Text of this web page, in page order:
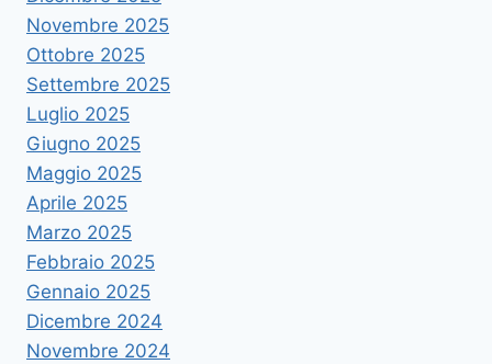
Novembre 2025
Ottobre 2025
Settembre 2025
Luglio 2025
Giugno 2025
Maggio 2025
Aprile 2025
Marzo 2025
Febbraio 2025
Gennaio 2025
Dicembre 2024
Novembre 2024